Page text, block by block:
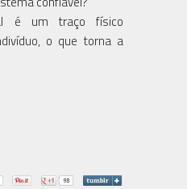
é um traço físico
o que torna a